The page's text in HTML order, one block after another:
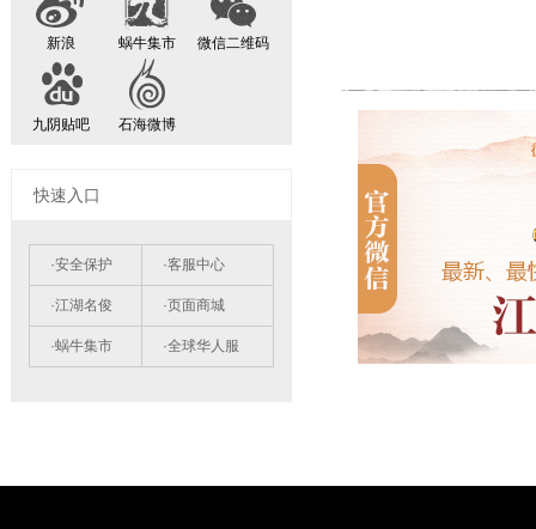
新浪 蜗牛集市 微信二维码
九阴贴吧 石海微博
快速入口
·安全保护 ·客服中心
·江湖名俊 ·页面商城
·蜗牛集市 ·全球华人服